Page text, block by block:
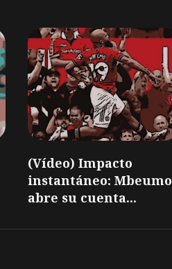
(Vídeo) Impacto
instantáneo: Mbeumo
abre su cuenta...